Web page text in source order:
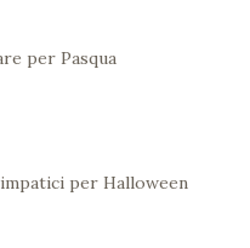
per Pasqua
per Halloween